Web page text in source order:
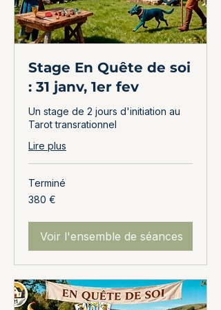
Stage En Quête de soi
: 31 janv, 1er fev
Un stage de 2 jours d'initiation au
Tarot transrationnel
Lire plus
Terminé
380
euros
380 €
Voir l'ensemble de séances